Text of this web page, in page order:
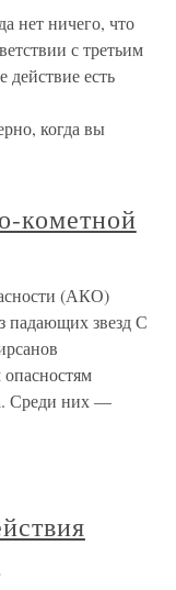
нет ничего, что
с третьим
есть
когда вы
кометной
(АКО)
падающих звезд С
Среди них —